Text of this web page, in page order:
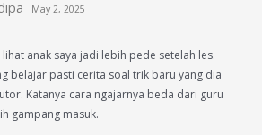
May 2, 2025
lihat anak saya jadi lebih pede setelah les.
belajar pasti cerita soal trik baru yang dia
Katanya cara ngajarnya beda dari guru
gampang masuk.